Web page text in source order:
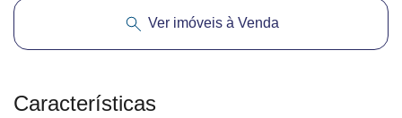
Ver imóveis à Venda
Características